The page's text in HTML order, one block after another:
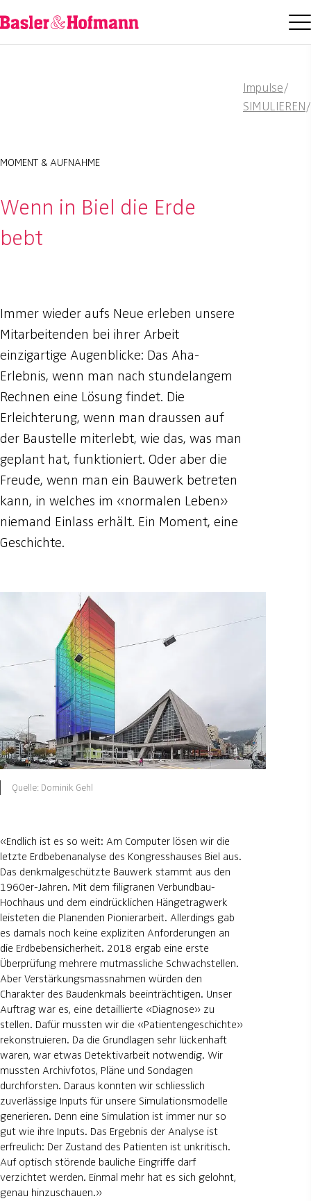
Impulse/
SIMULIEREN/
MOMENT & AUFNAHME
Wenn in Biel die Erde
bebt
Immer wieder aufs Neue erleben unsere
Mitarbeitenden bei ihrer Arbeit
einzigartige Augenblicke: Das Aha-
Erlebnis, wenn man nach stundelangem
Rechnen eine Lösung findet. Die
Erleichterung, wenn man draussen auf
der Baustelle miterlebt, wie das, was man
geplant hat, funktioniert. Oder aber die
Freude, wenn man ein Bauwerk betreten
kann, in welches im «normalen Leben»
niemand Einlass erhält. Ein Moment, eine
Geschichte.
Quelle: Dominik Gehl
«Endlich ist es so weit: Am Computer lösen wir die
letzte Erdbebenanalyse des Kongresshauses Biel aus.
Das denkmalgeschützte Bauwerk stammt aus den
1960er-Jahren. Mit dem filigranen Verbundbau-
Hochhaus und dem eindrücklichen Hängetragwerk
leisteten die Planenden Pionierarbeit. Allerdings gab
es damals noch keine expliziten Anforderungen an
die Erdbebensicherheit. 2018 ergab eine erste
Überprüfung mehrere mutmassliche Schwachstellen.
Aber Verstärkungsmassnahmen würden den
Charakter des Baudenkmals beeinträchtigen. Unser
Auftrag war es, eine detaillierte «Diagnose» zu
stellen. Dafür mussten wir die «Patientengeschichte»
rekonstruieren. Da die Grundlagen sehr lückenhaft
waren, war etwas Detektivarbeit notwendig. Wir
mussten Archivfotos, Pläne und Sondagen
durchforsten. Daraus konnten wir schliesslich
zuverlässige Inputs für unsere Simulationsmodelle
generieren. Denn eine Simulation ist immer nur so
gut wie ihre Inputs. Das Ergebnis der Analyse ist
erfreulich: Der Zustand des Patienten ist unkritisch.
Auf optisch störende bauliche Eingriffe darf
verzichtet werden. Einmal mehr hat es sich gelohnt,
genau hinzuschauen.»